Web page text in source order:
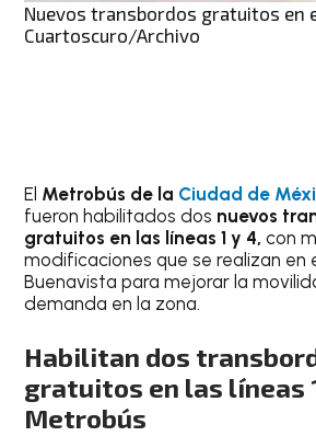
Nuevos transbordos gratuitos en
Cuartoscuro/Archivo
El Metrobús de la Ciudad de
fueron habilitados dos nuevos
gratuitos en las líneas 1 y 4, con
modificaciones que se realizan en
Buenavista para mejorar la
demanda en la zona.
Habilitan dos
gratuitos en las líneas
Metrobús